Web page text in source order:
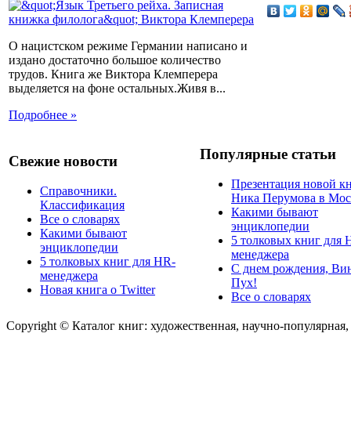
О нацистском режиме Германии написано и
издано достаточно большое количество
трудов. Книга же Виктора Клемперера
выделяется на фоне остальных.Живя в...
Подробнее »
Свежие новости
Справочники.
Классификация
Все о словарях
Какими бывают
энциклопедии
5 толковых книг для HR-
менеджера
Новая книга о Twitter
Популярные статьи
Презентация новой
Ника Перумова в
Какими бывают
энциклопедии
5 толковых книг для
менеджера
С днем рождения,
Пух!
Все о словарях
Copyright © Каталог книг: художественная, научно-